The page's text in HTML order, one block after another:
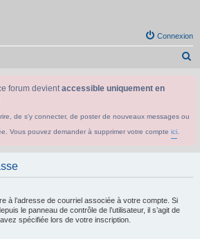
Connexion
forum devientaccessible uniquement en
de s'y connecter, de poster de nouveaux messages ou
Vous pouvez demander à supprimer votre compte ici
à l’adresse de courriel associée à votre compte. Si
le panneau de contrôle de l’utilisateur, il s’agit de
spécifiée lors de votre inscription.